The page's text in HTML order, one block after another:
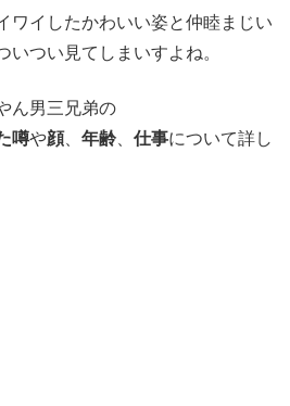
ワイしたかわいい姿と仲睦まじい
いつい見てしまいすよね。
ん男三兄弟の
噂や顔、 年齢 仕事について詳し